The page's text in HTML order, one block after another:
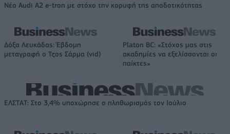
Νέο Audi A2 e-tron με στόχο την κορυφή της αποδοτικότητας
Δόξα Λευκάδας: Έβδομη
μεταγραφή ο Τζος Σάρμα (vid)
Platon BC: «Στόχος μας στις
ακαδημίες να εξελίσσονται οι
παίκτες»
ΕΛΣΤΑΤ: Στο 3,4% υποχώρησε ο πληθωρισμός τον Ιούλιο